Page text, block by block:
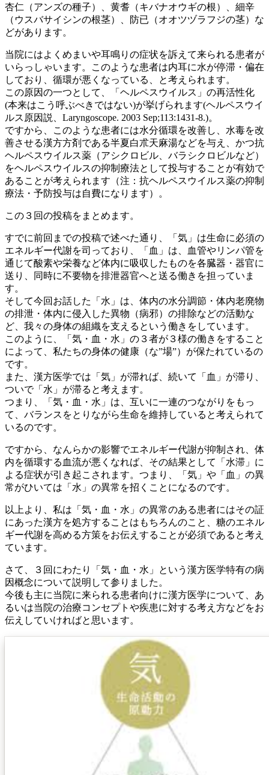
杏仁（アンズの種子）、黄耆（キバナオウギの根）、細辛
（ウスバサイシンの根茎）、防已（オオツヅラフジの茎）な
どがあります。
当院にはよくめまいや耳鳴りの症状を訴えて来られる患者が
いらっしゃいます。このような患者は内耳に水が停滞・偏在
しており、循環が悪くなっている、と考えられます。
この原因の一つとして、「ヘルペスウイルス」の再活性化
(本来はこう呼ぶべきではない)が挙げられます(ヘルペスウイ
ルス原因説、Laryngoscope. 2003 Sep;113:1431-8.)。
ですから、このような患者には水分循環を改善し、水毒を改
善させる漢方方剤である半夏白朮天麻湯などを与え、かつ抗
ヘルペスウイルス薬（アシクロビル、バラシクロビルなど）
をヘルペスウイルスの抑制療法として投与することが有効で
あることが考えられます（注：抗ヘルペスウイルス薬の抑制
療法・予防投与は自費になります）。
この３回の投稿をまとめます。
すでに前回までの投稿で述べた通り、「気」は生命に必須の
エネルギー代謝を司っており、「血」は、血管やリンパ管を
通じて酸素や栄養など体内に吸収したものを各臓器・器官に
送り、同時に不要物を排泄器官へと送る働きを担っていま
す。
そして今回お話した「水」は、体内の水分調節・体内老廃物
の排泄・体内に侵入した異物（病邪）の排除などの活動な
ど、我々の身体の組織を支えるという働きをしています。
このように、「気・血・水」の３者が３様の働きをすること
によって、私たちの身体の健康（な”場”）が保たれているの
です。
また、漢方医学では「気」が滞れば、続いて「血」が滞り、
ついで「水」が滞ると考えます。
つまり、「気・血・水」は、互いに一連のつながりをもっ
て、バランスをとりながら生命を維持していると考えられて
いるのです。
ですから、なんらかの影響でエネルギー代謝が抑制され、体
内を循環する血流が悪くなれば、その結果として「水滞」に
よる症状が引き起こされます。つまり、「気」や「血」の異
常がひいては「水」の異常を招くことになるのです。
以上より、私は「気・血・水」の異常のある患者にはその証
にあった漢方を処方することはもちろんのこと、糖のエネル
ギー代謝を高める方策をお伝えすることが必須であると考え
ています。
さて、３回にわたり「気・血・水」という漢方医学特有の病
因概念について説明して参りました。
今後も主に当院に来られる患者向けに漢方医学について、あ
るいは当院の治療コンセプトや疾患に対する考え方などをお
伝えしていければと思います。